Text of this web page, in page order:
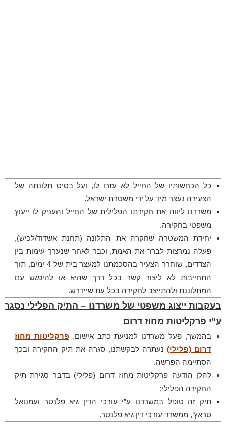
כל הכחשותיו של החייל לא עזרו לו, ועל בסיס תלונתה של
הצעירה נעצר מיד על ידי משטרת ישראל.
משרדנו ליווה את חקירתו הפלילית של החייל והעניק לו ייעוץ
משפטי בחקירה.
יחידת המשטרה שחקרה את התלונה (תחנת אשדוד/לכיש),
פעלה נמרצות לברר את האמת, וכבר לאחר שנערך עימות בין
הצדדים, שוחרר הצעיר בהסכמתנו למעצר בית של 4 ימים, תוך
התחייבות לא ליצור קשר בכל דרך שהיא או להיפגש עם
המתלוננת ולהתייצב לחקירה בכל עת שיידרש.
בעקבות ייצוג משפטי של משרדנו – התיק הפלילי נסגר
ע”י פרקליטות מחוז דרום
בהמשך, פעל משרדנו למניעת כתב אישום. פרקליטות מחוז
דרום (פלילי)נעתרה לבקשתנו, סגרה את תיק החקירה ובכך
הסתיימה הפרשה.
להלן הודעה פרקליטות מחוז דרום (פלילי) בדבר סגירת תיק
החקירה הפלילי;
תיק זה טופל במשרדנו ע”י עורכי הדין גיא פלנטר ועמנואל
טראץ’, ממשרד עורכי דין גיא פלנטר.